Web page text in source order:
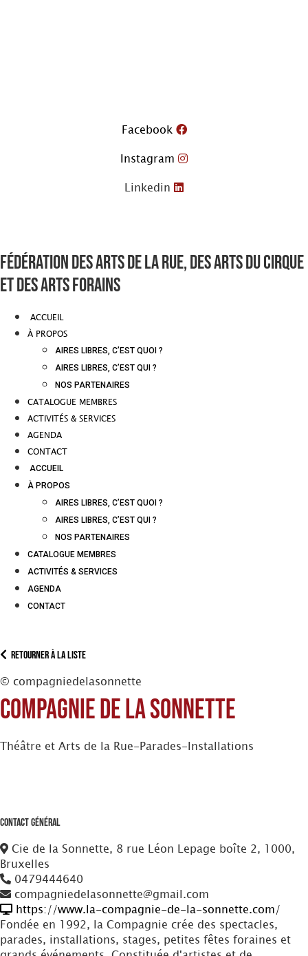
Facebook
Instagram
Linkedin
Fédération des arts de la rue, des arts du cirque
et des arts forains
ACCUEIL
À PROPOS
AIRES LIBRES, C’EST QUOI ?
AIRES LIBRES, C’EST QUI ?
NOS PARTENAIRES
CATALOGUE MEMBRES
ACTIVITÉS & SERVICES
AGENDA
CONTACT
ACCUEIL
À PROPOS
AIRES LIBRES, C’EST QUOI ?
AIRES LIBRES, C’EST QUI ?
NOS PARTENAIRES
CATALOGUE MEMBRES
ACTIVITÉS & SERVICES
AGENDA
CONTACT
Retourner à la liste
© compagniedelasonnette
Compagnie de la Sonnette
Théâtre et Arts de la Rue-Parades-Installations
Contact Général
Cie de la Sonnette, 8 rue Léon Lepage boîte 2, 1000,
Bruxelles
0479444640
compagniedelasonnette@gmail.com
https://www.la-compagnie-de-la-sonnette.com/
Fondée en 1992, la Compagnie crée des spectacles,
parades, installations, stages, petites fêtes foraines et